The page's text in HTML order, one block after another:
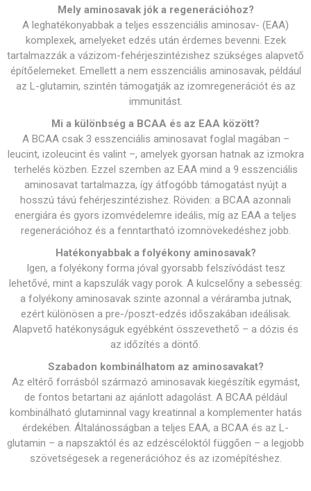
Mely aminosavak jók a regenerációhoz?
A leghatékonyabbak a teljes esszenciális aminosav- (EAA)
komplexek, amelyeket edzés után érdemes bevenni. Ezek
tartalmazzák a vázizom-fehérjeszintézishez szükséges alapvető
építőelemeket. Emellett a nem esszenciális aminosavak, például
az L-glutamin, szintén támogatják az izomregenerációt és az
immunitást.
Mi a különbség a BCAA és az EAA között?
A BCAA csak 3 esszenciális aminosavat foglal magában –
leucint, izoleucint és valint –, amelyek gyorsan hatnak az izmokra
terhelés közben. Ezzel szemben az EAA mind a 9 esszenciális
aminosavat tartalmazza, így átfogóbb támogatást nyújt a
hosszú távú fehérjeszintézishez. Röviden: a BCAA azonnali
energiára és gyors izomvédelemre ideális, míg az EAA a teljes
regenerációhoz és a fenntartható izomnövekedéshez jobb.
Hatékonyabbak a folyékony aminosavak?
Igen, a folyékony forma jóval gyorsabb felszívódást tesz
lehetővé, mint a kapszulák vagy porok. A kulcselőny a sebesség:
a folyékony aminosavak szinte azonnal a véráramba jutnak,
ezért különösen a pre-/poszt-edzés időszakában ideálisak.
Alapvető hatékonyságuk egyébként összevethető – a dózis és
az időzítés a döntő.
Szabadon kombinálhatom az aminosavakat?
Az eltérő forrásból származó aminosavak kiegészítik egymást,
de fontos betartani az ajánlott adagolást. A BCAA például
kombinálható glutaminnal vagy kreatinnal a komplementer hatás
érdekében. Általánosságban a teljes EAA, a BCAA és az L-
glutamin – a napszaktól és az edzéscéloktól függően – a legjobb
szövetségesek a regenerációhoz és az izomépítéshez.